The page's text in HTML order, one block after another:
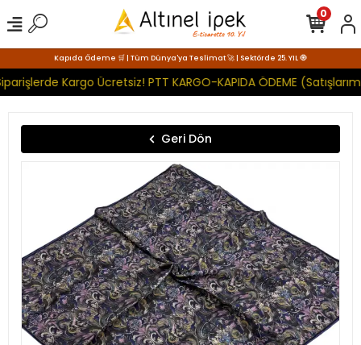
Kapıda Ödeme 🛒 | Tüm Dünya'ya Teslimat 🚀 | Sektörde 25. YIL 🧿
Kargo Ücretsiz! PTT KARGO-KAPIDA ÖDEME
0
Geri Dön